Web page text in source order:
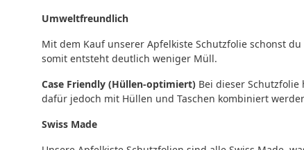
Umweltfreundlich
Mit dem Kauf unserer Apfelkiste Schutzfolie schonst
somit entsteht deutlich weniger Müll.
Case Friendly (Hüllen-optimiert) Bei dieser Schutzfolie
dafür jedoch mit Hüllen und Taschen kombiniert
Swiss Made